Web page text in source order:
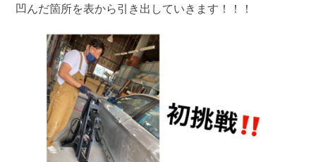
凹んだ箇所を表から引き出していきます！！！